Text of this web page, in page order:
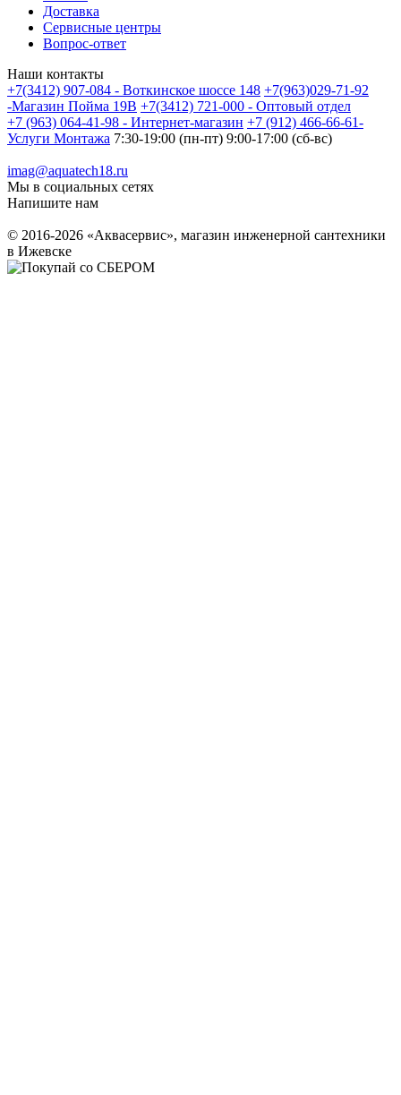
Доставка
Сервисные центры
Вопрос-ответ
Наши контакты
+7(3412) 907-084 - Воткинское шоссе 148 +7(963)029-71-92
-Магазин Пойма 19В +7(3412) 721-000 - Оптовый отдел
+7 (963) 064-41-98 - Интернет-магазин +7 (912) 466-66-61-
Услуги Монтажа 7:30-19:00 (пн-пт) 9:00-17:00 (сб-вс)
imag@aquatech18.ru
Мы в социальных сетях
Напишите нам
© 2016-2026 «Аквасервис», магазин инженерной сантехники
в Ижевске